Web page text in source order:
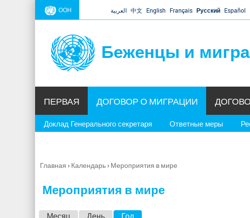
ООН العربية 中文 English Français Русский Español
Беженцы и
ПЕРВАЯ ДОГОВОР О МИГРАЦИИ
Доклад Генерального секретаря Ответные меры
Вы
Главная › Календарь› Мероприятия в мире
Мероприятия в мире